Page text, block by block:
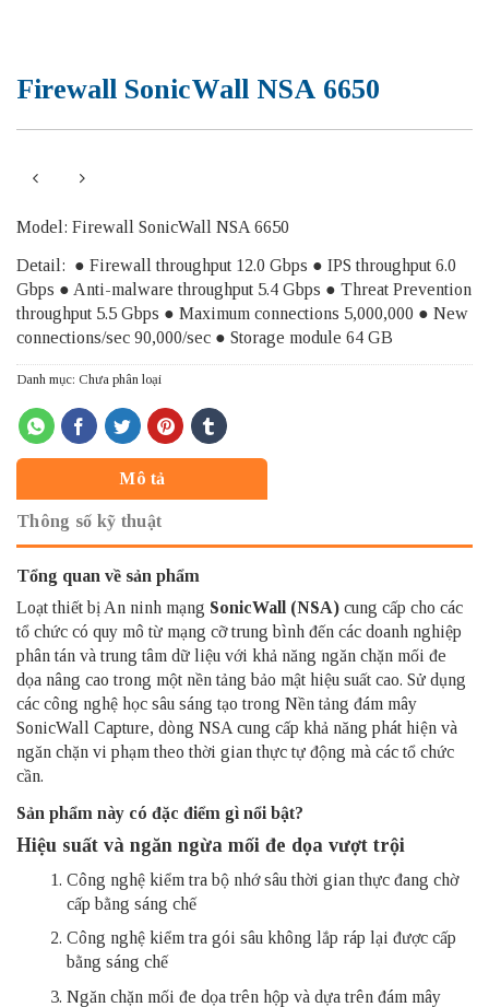
Firewall SonicWall NSA 6650
Model: Firewall SonicWall NSA 6650
Detail: ● Firewall throughput 12.0 Gbps ● IPS throughput 6.0
Gbps ● Anti-malware throughput 5.4 Gbps ● Threat Prevention
throughput 5.5 Gbps ● Maximum connections 5,000,000 ● New
connections/sec 90,000/sec ● Storage module 64 GB
Danh mục: Chưa phân loại
Mô tả
Thông số kỹ thuật
Tổng quan về sản phẩm
Loạt thiết bị An ninh mạng SonicWall (NSA) cung cấp cho các
tổ chức có quy mô từ mạng cỡ trung bình đến các doanh nghiệp
phân tán và trung tâm dữ liệu với khả năng ngăn chặn mối đe
dọa nâng cao trong một nền tảng bảo mật hiệu suất cao. Sử dụng
các công nghệ học sâu sáng tạo trong Nền tảng đám mây
SonicWall Capture, dòng NSA cung cấp khả năng phát hiện và
ngăn chặn vi phạm theo thời gian thực tự động mà các tổ chức
cần.
Sản phẩm này có đặc điểm gì nổi bật?
Hiệu suất và ngăn ngừa mối đe dọa vượt trội
Công nghệ kiểm tra bộ nhớ sâu thời gian thực đang chờ
cấp bằng sáng chế
Công nghệ kiểm tra gói sâu không lắp ráp lại được cấp
bằng sáng chế
Ngăn chặn mối đe dọa trên hộp và dựa trên đám mây